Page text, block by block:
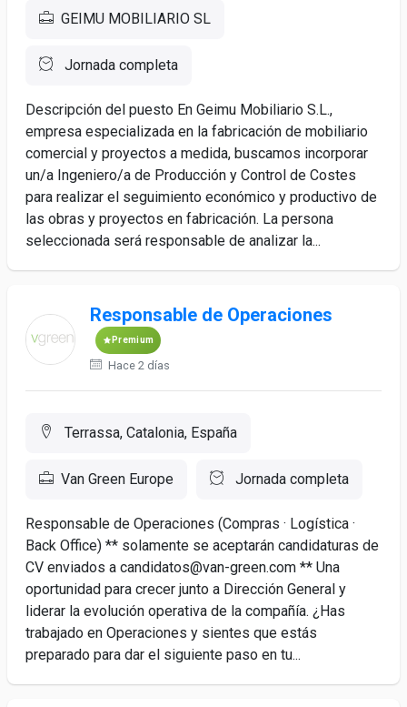
GEIMU MOBILIARIO SL
Jornada completa
Descripción del puesto En Geimu Mobiliario S.L.,
empresa especializada en la fabricación de mobiliario
comercial y proyectos a medida, buscamos incorporar
un/a Ingeniero/a de Producción y Control de Costes
para realizar el seguimiento económico y productivo de
las obras y proyectos en fabricación. La persona
seleccionada será responsable de analizar la...
Responsable de Operaciones
Premium
Hace 2 días
Terrassa, Catalonia, España
Van Green Europe Jornada completa
Responsable de Operaciones (Compras · Logística ·
Back Office) ** solamente se aceptarán candidaturas de
CV enviados a candidatos@van-green.com ** Una
oportunidad para crecer junto a Dirección General y
liderar la evolución operativa de la compañía. ¿Has
trabajado en Operaciones y sientes que estás
preparado para dar el siguiente paso en tu...